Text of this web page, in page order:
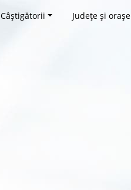
Câștigătorii Județe și orașe